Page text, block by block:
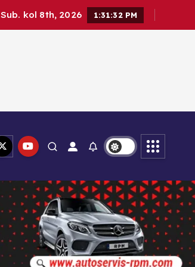
Sub. kol 8th, 2026 1:31:34 PM